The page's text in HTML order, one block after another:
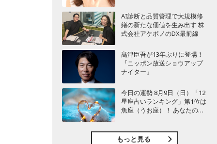
AI診断と品質管理で大規模修
繕の新たな価値を生み出す 株
式会社アケボノのDX最前線
髙津臣吾が13年ぶりに登場！
『ニッポン放送ショウアップ
ナイター』
今日の運勢 8月9日（日）「12
星座占いランキング」第1位は
魚座（うお座）！ あなたの星
もっと見る